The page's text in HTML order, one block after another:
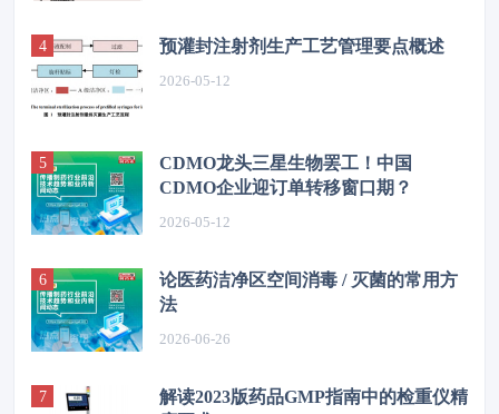
预灌封注射剂生产工艺管理要点概述
2026-05-12
CDMO龙头三星生物罢工！中国
CDMO企业迎订单转移窗口期？
2026-05-12
论医药洁净区空间消毒 / 灭菌的常用方
法
2026-06-26
解读2023版药品GMP指南中的检重仪精